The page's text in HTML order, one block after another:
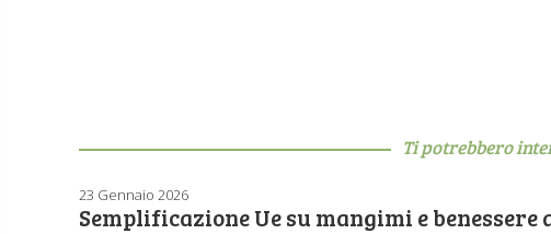
Ti potrebbero
23 Gennaio 2026
Semplificazione Ue su mangimi e benessere